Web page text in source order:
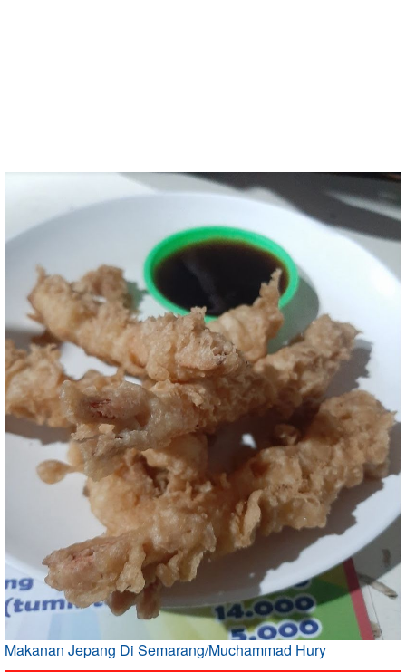
Makanan Jepang Di Semarang/Muchammad Hury